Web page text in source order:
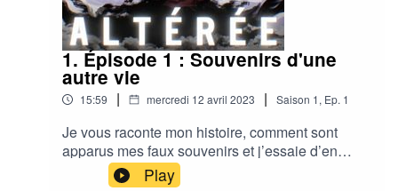
1. Épisode 1 : Souvenirs d'une
autre vie
15:59 | mercredi 12 avril 2023 | Saison 1, Ep. 1
Je vous raconte mon histoire, comment sont
apparus mes faux souvenirs et j’essaie d’en
parler avec Antoine, un ami psychologue. Il
Play